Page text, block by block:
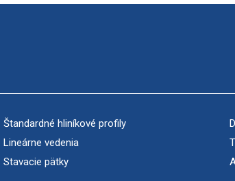
Štandardné hliníkové profily
Lineárne vedenia
Stavacie pätky